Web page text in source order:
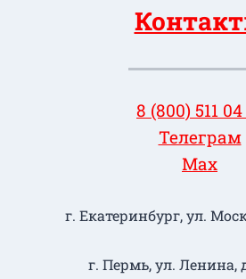
8 (800) 511 04
Телеграм
Max
г. Екатеринбург, ул.
г. Пермь, ул. Ленина,